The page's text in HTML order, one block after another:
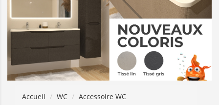
Accueil WC
Accessoire WC